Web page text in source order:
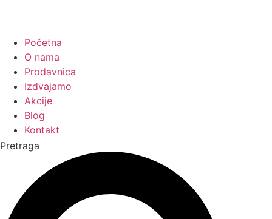
Početna
O nama
Prodavnica
Izdvajamo
Akcije
Blog
Kontakt
Pretraga